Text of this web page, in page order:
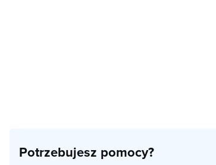
Potrzebujesz pomocy?